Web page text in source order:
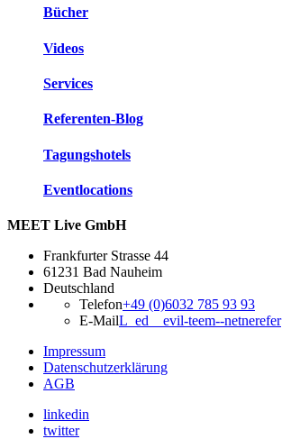
Bücher
Videos
Services
Referenten-Blog
Tagungshotels
Eventlocations
MEET Live GmbH
Frankfurter Strasse 44
61231 Bad Nauheim
Deutschland
Telefon+49 (0)6032 785 93 93
E-MailL_ed__evil-teem--netnerefer
Impressum
Datenschutzerklärung
AGB
linkedin
twitter